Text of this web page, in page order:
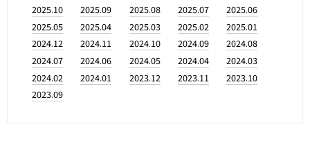
2025.10
2025.09 2025.08 2025.07
2025.06
2025.05
2025.04 2025.03 2025.02
2025.01
2024.12
2024.11 2024.10 2024.09
2024.08
2024.07
2024.06 2024.05 2024.04
2024.03
2024.02
2024.01 2023.12 2023.11
2023.10
2023.09